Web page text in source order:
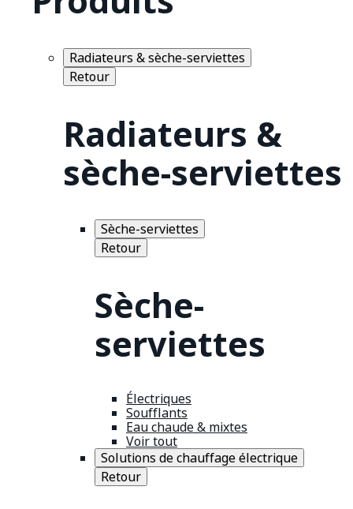
Radiateurs & sèche-serviettes
Retour
Radiateurs &
sèche-serviettes
Sèche-serviettes
Retour
Sèche-
serviettes
Électriques
Soufflants
Eau chaude & mixtes
Voir tout
Solutions de chauffage électrique
Retour